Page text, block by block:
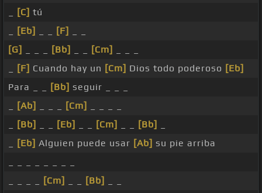
[C] tú
[Eb] [F]
[G]
[Bb] [Cm]
[F] Cuando hay un [Cm] Dios todo poderoso [Eb]
Para _ _
[Bb] seguir _ _ _
[Ab] [Cm]
[Bb] [Eb] [Cm] [Bb]
[Eb] Alguien puede usar [Ab] su pie arriba
[Cm] [Bb]